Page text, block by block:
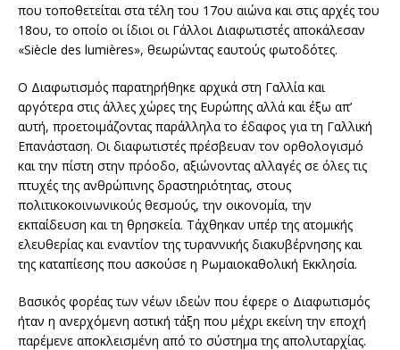
που τοποθετείται στα τέλη του 17ου αιώνα και στις αρχές του
18ου, το οποίο οι ίδιοι οι Γάλλοι Διαφωτιστές αποκάλεσαν
«Siècle des lumières», θεωρώντας εαυτούς φωτοδότες.
Ο Διαφωτισμός παρατηρήθηκε αρχικά στη Γαλλία και
αργότερα στις άλλες χώρες της Ευρώπης αλλά και έξω απ’
αυτή, προετοιμάζοντας παράλληλα το έδαφος για τη Γαλλική
Επανάσταση. Οι διαφωτιστές πρέσβευαν τον ορθολογισμό
και την πίστη στην πρόοδο, αξιώνοντας αλλαγές σε όλες τις
πτυχές της ανθρώπινης δραστηριότητας, στους
πολιτικοκοινωνικούς θεσμούς, την οικονομία, την
εκπαίδευση και τη θρησκεία. Τάχθηκαν υπέρ της ατομικής
ελευθερίας και εναντίον της τυραννικής διακυβέρνησης και
της καταπίεσης που ασκούσε η Ρωμαιοκαθολική Εκκλησία.
Βασικός φορέας των νέων ιδεών που έφερε ο Διαφωτισμός
ήταν η ανερχόμενη αστική τάξη που μέχρι εκείνη την εποχή
παρέμενε αποκλεισμένη από το σύστημα της απολυταρχίας.